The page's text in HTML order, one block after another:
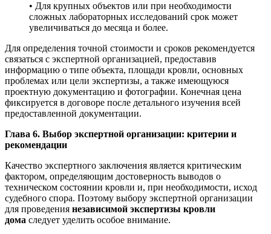
• Для крупных объектов или при необходимости
сложных лабораторных исследований срок может
увеличиваться до месяца и более.
Для определения точной стоимости и сроков рекомендуется
связаться с экспертной организацией, предоставив
информацию о типе объекта, площади кровли, основных
проблемах или цели экспертизы, а также имеющуюся
проектную документацию и фотографии. Конечная цена
фиксируется в договоре после детального изучения всей
предоставленной документации.
Глава 6. Выбор экспертной организации: критерии и
рекомендации
Качество экспертного заключения является критическим
фактором, определяющим достоверность выводов о
техническом состоянии кровли и, при необходимости, исход
судебного спора. Поэтому выбору экспертной организации
для проведения независимой экспертизы кровли
дома следует уделить особое внимание.